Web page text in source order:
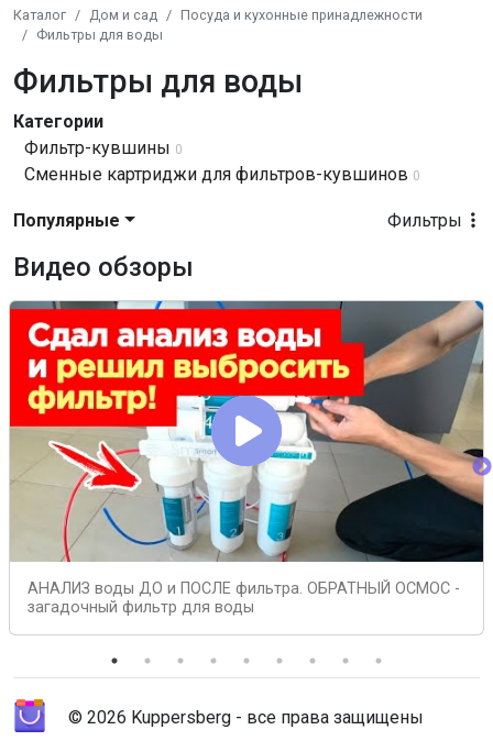
Каталог Дом и сад
Посуда и кухонные принадлежности
Фильтры для воды
Фильтры для воды
Категории
Фильтр-кувшины 0
Сменные картриджи для фильтров-кувшинов 0
Фильтры
Популярные
Видео обзоры
АНАЛИЗ воды ДО и ПОСЛЕ фильтра. ОБРАТНЫЙ ОСМОС -
загадочный фильтр для воды
© 2026 Kuppersberg - все права защищены